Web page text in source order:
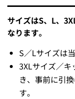
サイズはS、L、
なります。
S／Lサイズは
3XLサイズ／
き、事前に引
す。